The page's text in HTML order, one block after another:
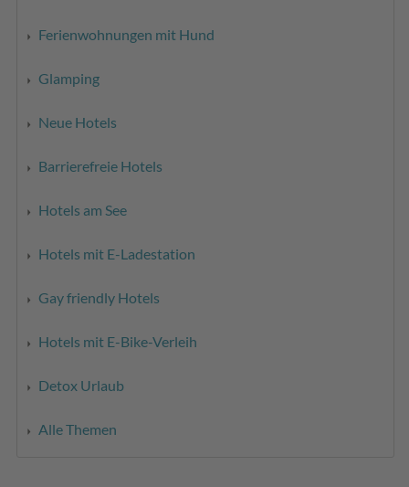
Ferienwohnungen mit Hund
Glamping
Neue Hotels
Barrierefreie Hotels
Hotels am See
Hotels mit E-Ladestation
Gay friendly Hotels
Hotels mit E-Bike-Verleih
Detox Urlaub
Alle Themen